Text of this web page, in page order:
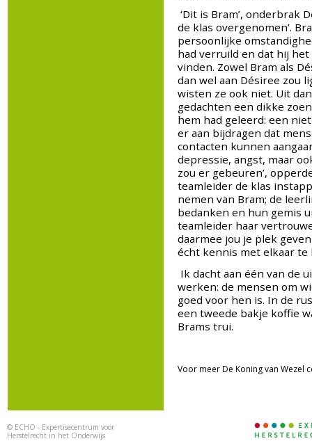
‘Dit is Bram’, onderbrak
de klas overgenomen’.
persoonlijke
had verruild en dat hij
vinden. Zowel Bram als
dan wel aan Désiree zou
wisten ze ook niet. Uit
gedachten een dikke
hem had geleerd: een
er aan bijdragen dat
contacten kunnen
depressie, angst, maar
zou er gebeuren’,
teamleider de klas
nemen van Bram; de
bedanken en hun gemis
teamleider haar
daarmee jou je plek
écht kennis met elkaar te
Ik dacht aan één van de
werken: de mensen om
goed voor hen is. In de
een tweede bakje koffie
Brams trui.
Voor meer De Koning van Wezel
© ECHO - Expertisecentrum voor
Herstelrecht in het Onderwijs